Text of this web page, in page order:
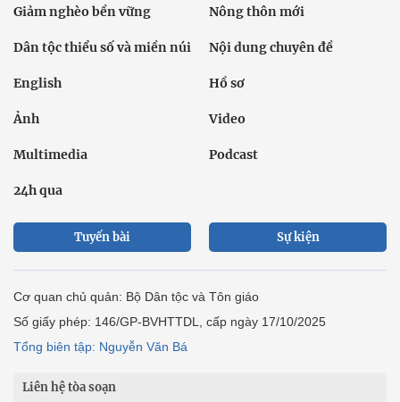
Giảm nghèo bền vững Nông thôn mới
Dân tộc thiểu số và miền núi Nội dung chuyên đề
English Hồ sơ
Ảnh Video
Multimedia Podcast
24h qua
Tuyến bài Sự kiện
Cơ quan chủ quản: Bộ Dân tộc và Tôn giáo
Số giấy phép: 146/GP-BVHTTDL, cấp ngày 17/10/2025
Tổng biên tập: Nguyễn Văn Bá
Liên hệ tòa soạn